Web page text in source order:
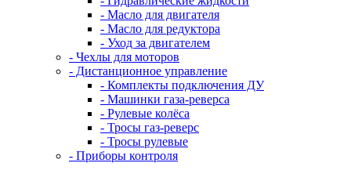
- Масло для двигателя
- Масло для редуктора
- Уход за двигателем
- Чехлы для моторов
- Дистанционное управление
- Комплекты подключения ДУ
- Машинки газа-реверса
- Рулевые колёса
- Тросы газ-реверс
- Тросы рулевые
- Приборы контроля